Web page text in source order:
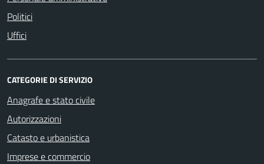
Politici
Uffici
CATEGORIE DI SERVIZIO
Anagrafe e stato civile
Autorizzazioni
Catasto e urbanistica
Imprese e commercio